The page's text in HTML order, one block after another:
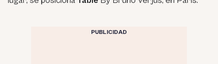
PUBLICIDAD